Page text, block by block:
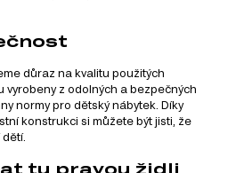
důraz na kvalitu použitých
vyrobeny z odolných a bezpečných
normy pro dětský nábytek. Díky
konstrukci si můžete být jisti, že
tu pravou židli